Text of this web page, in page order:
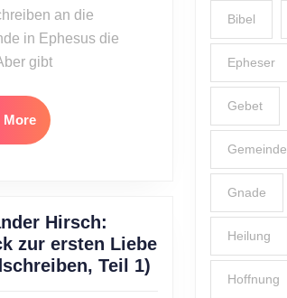
an die
in Ephesus die
gibt
MoreRead
More
Hirsch:
zur ersten Liebe
Teil 1)Alexander
Bibel
Epheser
Gebet
Gemeinde
Gnade
Heilung
Hoffnung